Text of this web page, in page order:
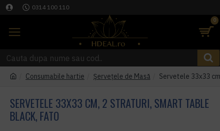
0314 100 110
0
Consumabile hartie Șervețele de Masă Servetele 33x33
SERVETELE 33X33 CM, 2 STRATURI, SMART TABLE
BLACK, FATO